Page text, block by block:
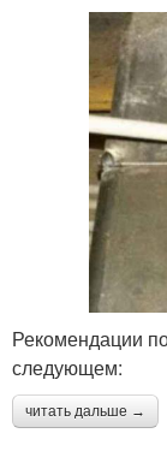
Рекомендации
следующем:
читать дальше →